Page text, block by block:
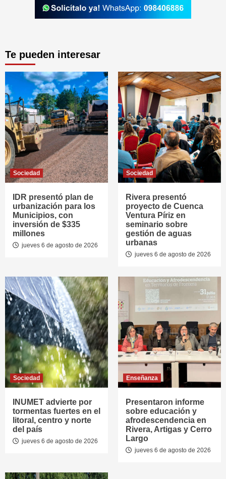
Te pueden interesar
Sociedad
IDR presentó plan de
urbanización para los
Municipios, con
inversión de $335
millones
jueves 6 de agosto de 2026
Sociedad
Rivera presentó
proyecto de Cuenca
Ventura Píriz en
seminario sobre
gestión de aguas
urbanas
jueves 6 de agosto de 2026
Sociedad
INUMET advierte por
tormentas fuertes en el
litoral, centro y norte
del país
jueves 6 de agosto de 2026
Enseñanza
Presentaron informe
sobre educación y
afrodescendencia en
Rivera, Artigas y Cerro
Largo
jueves 6 de agosto de 2026